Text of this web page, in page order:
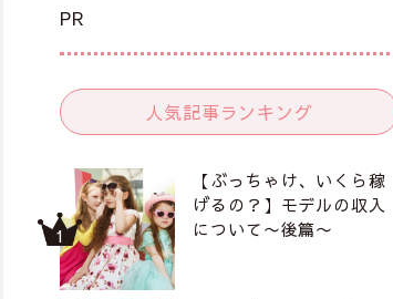
PR
人気記事ランキング
【ぶっちゃけ、いくら稼
げるの？】モデルの収入
について〜後篇〜